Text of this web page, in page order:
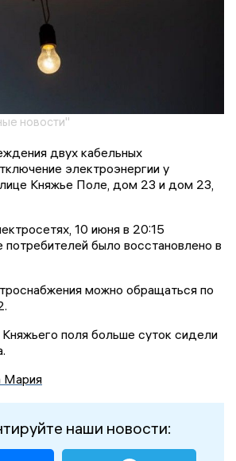
новости"
двух кабельных
электроэнергии у
Княжье Поле, дом 23 и дом 23,
10 июня в 20:15
потребителей было восстановлено в
можно обращаться по
поля больше суток сидели
Мария
наши новости: